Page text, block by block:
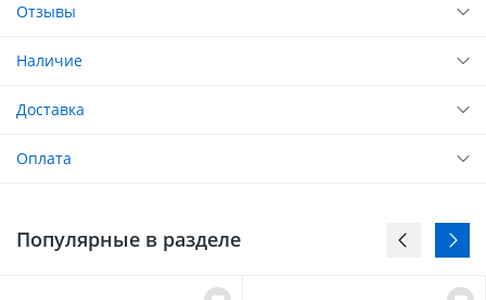
Отзывы
Наличие
Доставка
Оплата
Популярные в разделе